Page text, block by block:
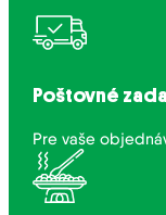
Poštovné
Pre vaše